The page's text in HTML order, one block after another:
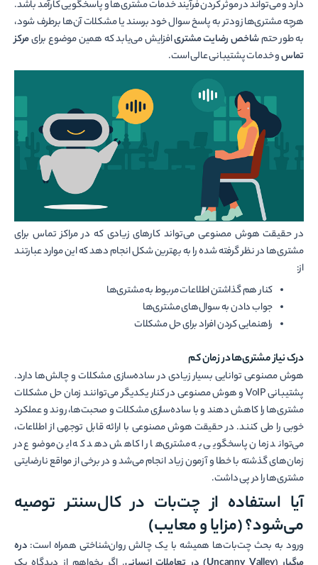
دارد و می‌تواند در موثر کردن فرآیند خدمات مشتری‌ها و پاسخگویی کارآمد باشد.
هرچه مشتری‌ها زودتر به پاسخ سوال خود برسند یا مشکلات آن‌ها برطرف شود،
به طور حتمشاخص رضایت مشتریافزایش می‌یابد که همین موضوع برایمرکز
تماسو خدمات پشتیبانی عالی است.
در حقیقت هوش مصنوعی می‌تواند کارهای زیادی که در مراکز تماس برای
مشتری‌ها در نظر گرفته شده را به بهترین شکل انجام دهد که این موارد عبارتند
از:
کنار هم گذاشتن اطلاعات مربوط به مشتری‌ها
جواب دادن به سوال‌های مشتری‌ها
راهنمایی کردن افراد برای حل مشکلات
درک نیاز مشتری‌ها در زمان کم
هوش مصنوعی توانایی بسیار زیادی در ساده‌سازی مشکلات و چالش‌ها دارد.
پشتیبانی VoIP و هوش مصنوعی در کنار یکدیگر می‌توانند زمان حل مشکلات
مشتری‌ها را کاهش دهند و با ساده‌سازی مشکلات و صحبت‌ها، روند و عملکرد
خوبی را طی کنند. در حقیقت هوش مصنوعی با ارائه قابل توجهی از اطلاعات،
می‌تواند زمان پاسخگویی به مشتری‌ها را کاهش دهد که این موضوع در
زمان‌های گذشته با خطا و آزمون زیاد انجام می‌شد و در برخی از مواقع نارضایتی
مشتری‌ها را در پی داشت.
آیا استفاده از چت‌بات در کال‌سنتر توصیه
می‌شود؟ (مزایا و معایب)
ورود به بحث چت‌بات‌ها همیشه با یک چالش روان‌شناختی همراه است: دره